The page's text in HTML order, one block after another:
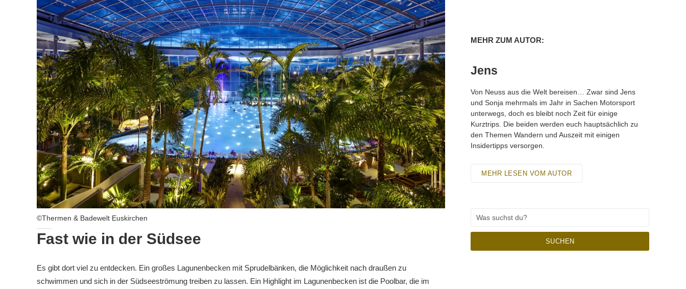
©Thermen & Badewelt Euskirchen
Fast wie in der Südsee
Es gibt dort viel zu entdecken. Ein großes Lagunenbecken mit Sprudelbänken, die Möglichkeit nach draußen zu
schwimmen und sich in der Südseeströmung treiben zu lassen. Ein Highlight im Lagunenbecken ist die Poolbar, die im
MEHR ZUM AUTOR:
Jens
Von Neuss aus die Welt bereisen… Zwar sind Jens
und Sonja mehrmals im Jahr in Sachen Motorsport
unterwegs, doch es bleibt noch Zeit für einige
Kurztrips. Die beiden werden euch hauptsächlich zu
den Themen Wandern und Auszeit mit einigen
Insidertipps versorgen.
MEHR LESEN VOM AUTOR
SUCHEN